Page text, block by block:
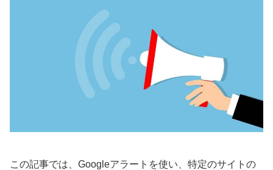
この記事では、Googleアラートを使い、特定のサイトの